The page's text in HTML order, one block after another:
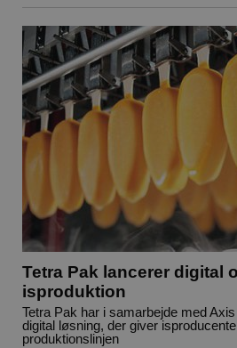
Tetra Pak lancerer digital
isproduktion
Tetra Pak har i samarbejde med
digital løsning, der giver
produktionslinjen